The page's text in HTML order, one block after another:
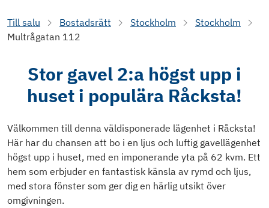
Till salu Bostadsrätt Stockholm
Stockholm
Multrågatan 112
Stor gavel 2:a högst upp i
huset i populära Råcksta!
Välkommen till denna väldisponerade lägenhet i Råcksta!
Här har du chansen att bo i en ljus och luftig gavellägenhet
högst upp i huset, med en imponerande yta på 62 kvm. Ett
hem som erbjuder en fantastisk känsla av rymd och ljus,
med stora fönster som ger dig en härlig utsikt över
omgivningen.